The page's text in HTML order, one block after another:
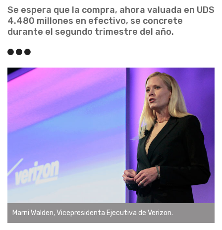
Se espera que la compra, ahora valuada en UDS
4.480 millones en efectivo, se concrete
durante el segundo trimestre del año.
Marni Walden, Vicepresidenta Ejecutiva de Verizon.